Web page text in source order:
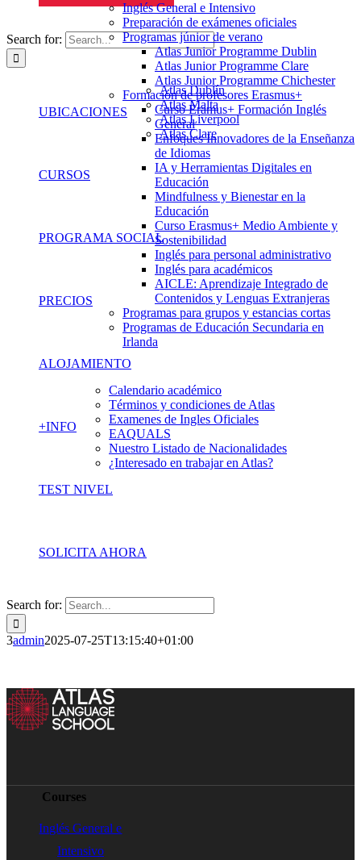
Search for:
UBICACIONES
Atlas Dublín
Atlas Malta
Atlas Liverpool
Atlas Clare
CURSOS
Inglés General e Intensivo
Preparación de exámenes oficiales
Programas júnior de verano
Atlas Junior Programme Dublin
Atlas Junior Programme Clare
Atlas Junior Programme Chichester
Formación de profesores Erasmus+
Curso Eramus+ Formación Inglés
General
Enfoques Innovadores de la Enseñanza
de Idiomas
IA y Herramientas Digitales en
Educación
Mindfulness y Bienestar en la
Educación
Curso Erasmus+ Medio Ambiente y
Sostenibilidad
Inglés para personal administrativo
Inglés para académicos
AICLE: Aprendizaje Integrado de
Contenidos y Lenguas Extranjeras
Programas para grupos y estancias cortas
Programas de Educación Secundaria en
Irlanda
PROGRAMA SOCIAL
PRECIOS
ALOJAMIENTO
+INFO
Calendario académico
Términos y condiciones de Atlas
Examenes de Ingles Oficiales
EAQUALS
Nuestro Listado de Nacionalidades
¿Interesado en trabajar en Atlas?
TEST NIVEL
SOLICITA AHORA
Search for:
3admin2025-07-25T13:15:40+01:00
Courses
Inglés General e
Intensivo